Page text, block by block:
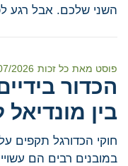
השני שלכם. אבל רגע
פוסט מאת כל זכות 2026
הכדור
בין מונדיאל
במובנים רבים הם